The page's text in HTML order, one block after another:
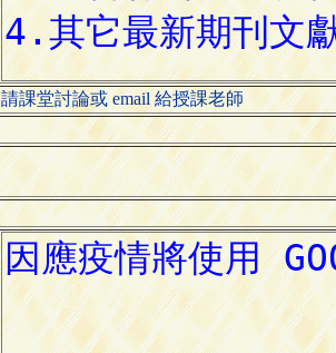
請課堂討論或 email 給授課老師